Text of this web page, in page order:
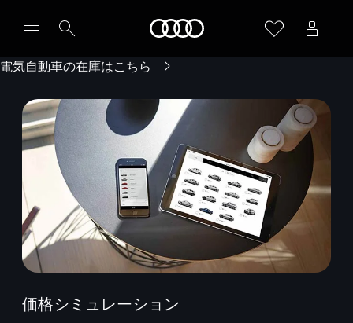
電気自動車の在庫はこちら
価格シミュレーション